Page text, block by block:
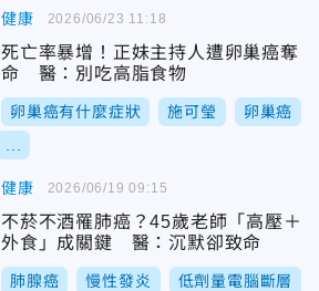
健康
死亡率暴增！正妹主持人遭卵巢癌奪
命 醫：別吃高脂食物
卵巢癌有什麼症狀 施可瑩 卵巢癌
2026/06/23 11:18
健康
不菸不酒罹肺癌？45歲老師「高壓＋
外食」成關鍵 醫：沉默卻致命
肺腺癌 慢性發炎 低劑量電腦斷層
2026/06/19 09:15